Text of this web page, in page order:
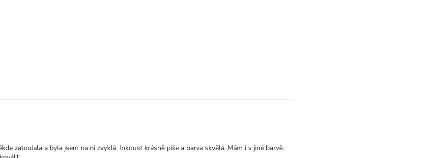
5 z 5 hvězdiček.
zatoulala a byla jsem na ni zvyklá. Inkoust krásně píše a barva skvělá. Mám i v jiné barvě.